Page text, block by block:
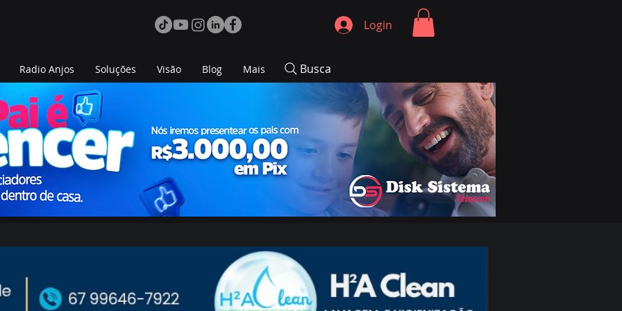
Login
Radio Anjos Soluções Visão Blog Mais Busca